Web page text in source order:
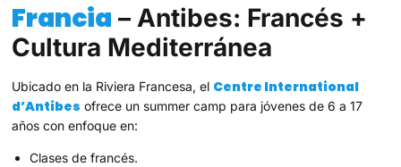
Francia – Antibes: Francés +
Cultura Mediterránea
Ubicado en la Riviera Francesa, el Centre International
d’Antibes ofrece un summer camp para jóvenes de 6 a 17
años con enfoque en:
Clases de francés.